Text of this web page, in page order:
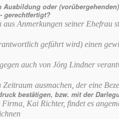
oder
gerechtfertigt?
Anmerkungen seiner Ehefrau
geführt wird) einen
auch von Jörg Lindner
ausmachen, der eine
bestätigen, bzw. mit der
Kai Richter, findet es